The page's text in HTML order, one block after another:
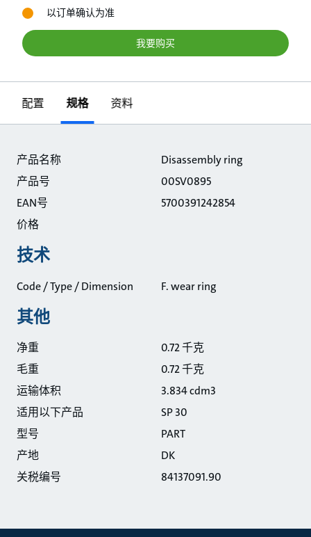
以订单确认为准
我要购买
配置 规格 资料
产品名称
Disassembly ring
产品号
00SV0895
EAN号
5700391242854
价格
技术
Code / Type / Dimension F. wear ring
其他
净重
0.72 千克
毛重
0.72 千克
运输体积
3.834 cdm3
适用以下产品
SP 30
型号
PART
产地
DK
关税编号
84137091.90